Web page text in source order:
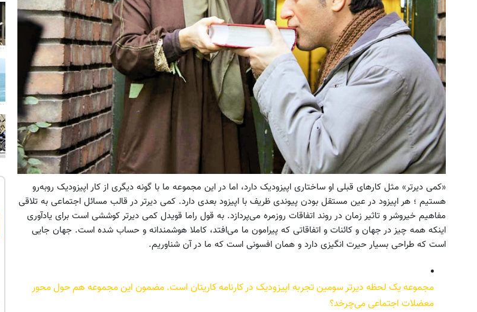
«کمی دیرتر» مثل کارهای قبلی او ساختاری اپیزودیک دارد، اما در این مجموعه ما با گونه دیگری از کار اپیزودیک روبه‌رو
هستیم ؛ هر اپیزود در عین مستقل بودن پیوندی ظریف با اپیزود بعدی دارد. کمی دیرتر در قالب مسائل اجتماعی به تلاقی
مفاهیم خیروشر و تاثیر زمان در روند اتفاقات روزمره می‌پردازد. به قول راما قویدل کمی دیرتر کوششی است برای یادآوری
اینکه همه چیز در جهان و کائنات و اتفاقاتی که پیرامون ما می‌افتد، کاملا هوشمندانه و حساب شده است. جهان جایی
است که طراحی بسیار حیرت انگیزی دارد و همان افسونی است که ما در آن شناوریم.
مجموعه یک لحظه دیرتر سومین تجربه اپیزودیک در کارنامه کاریتان است. مضمون این مجموعه هم حول محور
معضلات اجتماعی می‌چرخد؟
سمند و دنا گذاشتی برای فروش ؟
اینجا سریع و راحت بفروش
درخواست فروش
به بزرگترین جشنواره ایمپلنت تهران سر بزنید
! | فقط ۲۵ میلیون !
رزرورایگان نوبت
بدون نیاز به آگهی و تنها با یک بار مراجعه
فروخته شد
درخواست فروش